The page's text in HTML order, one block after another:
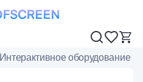
Интерактивное оборудование